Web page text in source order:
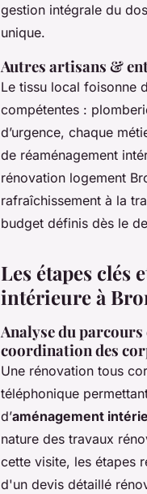
gestion intégrale du
unique.
Autres artisans &
Le tissu local foisonne
compétentes :
d’urgence, chaque
de réaménagement
rénovation logement
rafraîchissement à la
budget définis dès le
Les étapes clés
intérieure à
Analyse du
coordination des
Une rénovation tous
téléphonique
d’aménagement
nature des travaux
cette visite, les étapes
d'un devis détaillé